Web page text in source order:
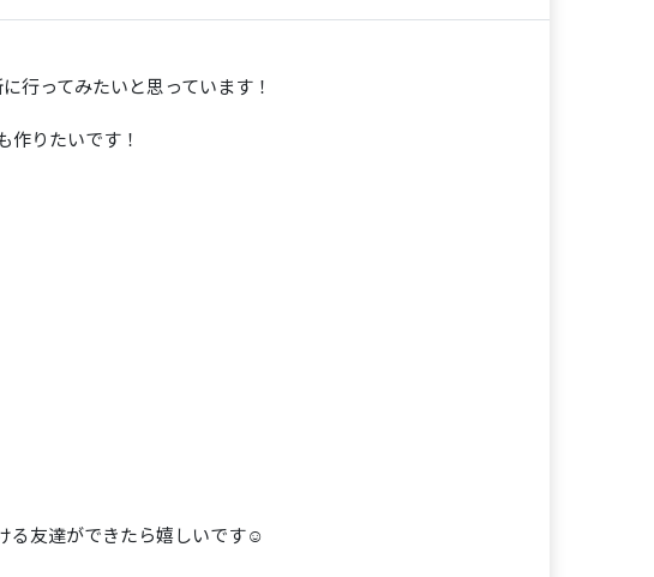
行ってみたいと思っています！
作りたいです！
る友達ができたら嬉しいです☺️